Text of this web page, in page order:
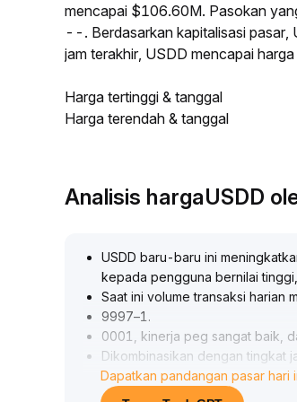
mencapai $106.60M. Pasokan
--. Berdasarkan kapitalisasi pasar,
jam terakhir, USDD mencapai
Harga tertinggi & tanggal
Harga terendah & tanggal
Analisis hargaUSDD
USDD baru-baru ini
kepada pengguna bernilai
Saat ini volume transaksi harian
9997–1 .
0001, kinerja peg sangat baik,
Dikombinasikan dengan tingkat
baru seperti WBTC, disarankan
arbitrase dan penambahan
Dapatkan pandangan pasar hari